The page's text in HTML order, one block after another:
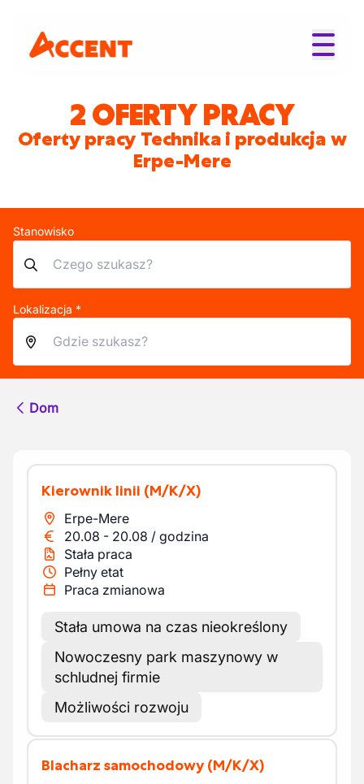
2 OFERTY PRACY
Oferty pracy Technika i produkcja w
Erpe-Mere
Stanowisko
Lokalizacja *
Dom
Kierownik linii (M/K/X)
Erpe-Mere
20.08 - 20.08 / godzina
Stała praca
Pełny etat
Praca zmianowa
Stała umowa na czas nieokreślony
Nowoczesny park maszynowy w
schludnej firmie
Możliwości rozwoju
Blacharz samochodowy (M/K/X)